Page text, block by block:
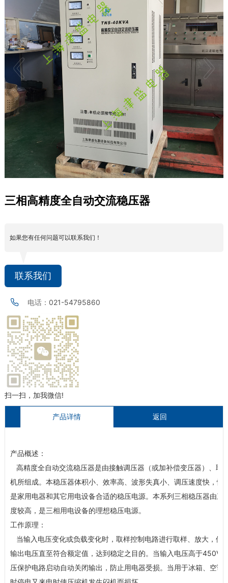
三相高精度全自动交流稳压器
如果您有任何问题可以联系我们！
联系我们
电话： 021-54795860
扫一扫，加我微信!
产品详情 返回
产品概述：
高精度全自动交流稳压器是由接触调压器（或加补偿变压器）、取
机所组成。本稳压器体积小、效率高、波形失真小、调压速度快，
是家用电器和其它用电设备合适的稳压电源。本系列三相稳压器由
度较高，是三相用电设备的理想稳压电源。
工作原理：
当输入电压变化或负载变化时，取样控制电路进行取样、放大，使
输出电压直至符合额定值，达到稳定之目的。当输入电压高于450V
压保护电路启动自动关闭输出，防止用电器受损。当用于冰箱、空